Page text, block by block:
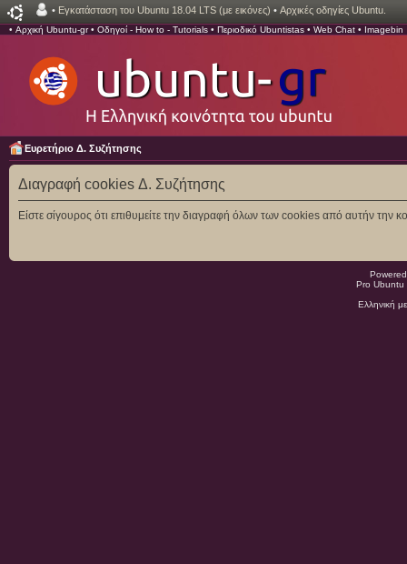
• Εγκατάσταση του Ubuntu 18.04 LTS (με εικόνες) • Αρχικές οδηγίες Ubuntu.
• Αρχική Ubuntu-gr• Οδηγοί - How to - Tutorials • Περιοδικό Ubuntistas • Web Chat • Imagebin
Ευρετήριο Δ. Συζήτησης
Διαγραφή cookies Δ. Συζήτησης
Είστε σίγουρος ότι επιθυμείτε την διαγραφή όλων των cookies από αυτήν την
Pro
Ελληνική